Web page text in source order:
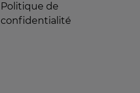
Politique de
confidentialité